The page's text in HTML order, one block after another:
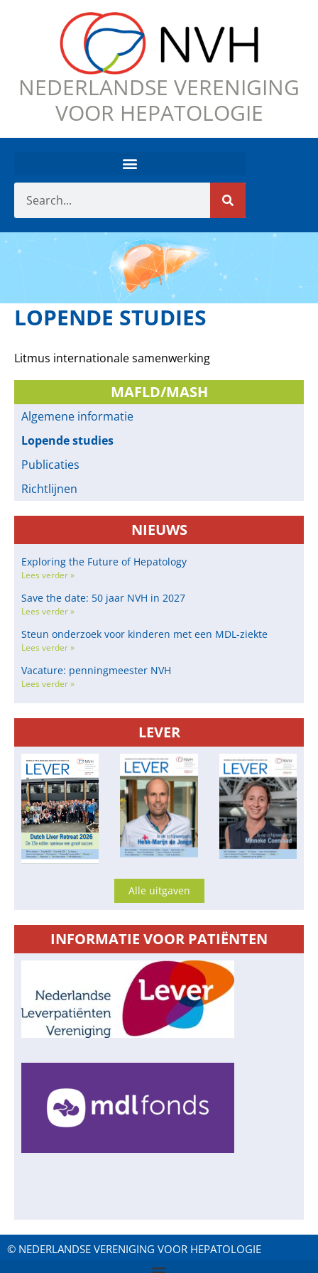
NEDERLANDSE VERENIGING
VOOR HEPATOLOGIE
LOPENDE STUDIES
Litmus internationale samenwerking
MAFLD/MASH
Algemene informatie
Lopende studies
Publicaties
Richtlijnen
NIEUWS
Exploring the Future of Hepatology
Lees verder »
Save the date: 50 jaar NVH in 2027
Lees verder »
Steun onderzoek voor kinderen met een MDL-ziekte
Lees verder »
Vacature: penningmeester NVH
Lees verder »
LEVER
Alle uitgaven
INFORMATIE VOOR PATIËNTEN
© NEDERLANDSE VERENIGING VOOR HEPATOLOGIE